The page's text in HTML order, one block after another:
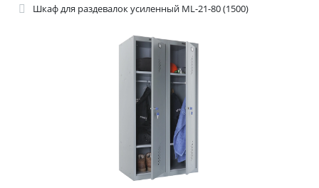
Шкаф для раздевалок усиленный ML-21-80 (1500)